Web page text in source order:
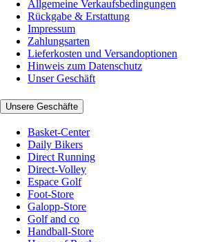
Allgemeine Verkaufsbedingungen
Rückgabe & Erstattung
Impressum
Zahlungsarten
Lieferkosten und Versandoptionen
Hinweis zum Datenschutz
Unser Geschäft
Unsere Geschäfte
Basket-Center
Daily Bikers
Direct Running
Direct-Volley
Espace Golf
Foot-Store
Galopp-Store
Golf and co
Handball-Store